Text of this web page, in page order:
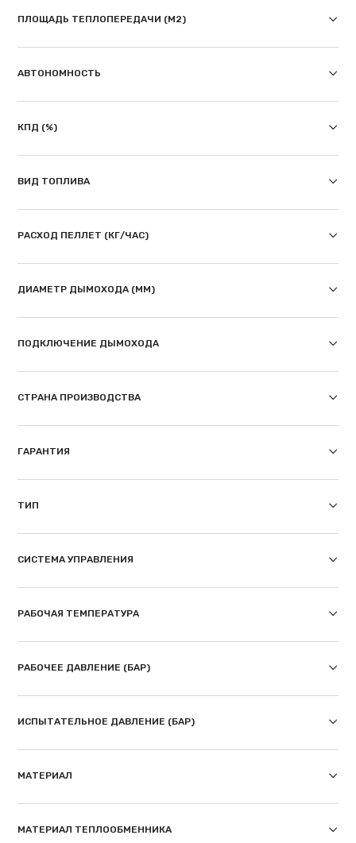
ПЛОЩАДЬ ТЕПЛОПЕРЕДАЧИ (М2)
АВТОНОМНОСТЬ
КПД (%)
ВИД ТОПЛИВА
РАСХОД ПЕЛЛЕТ (КГ/ЧАС)
ДИАМЕТР ДЫМОХОДА (ММ)
ПОДКЛЮЧЕНИЕ ДЫМОХОДА
СТРАНА ПРОИЗВОДСТВА
ГАРАНТИЯ
ТИП
СИСТЕМА УПРАВЛЕНИЯ
РАБОЧАЯ ТЕМПЕРАТУРА
РАБОЧЕЕ ДАВЛЕНИЕ (БАР)
ИСПЫТАТЕЛЬНОЕ ДАВЛЕНИЕ (БАР)
МАТЕРИАЛ
МАТЕРИАЛ ТЕПЛООБМЕННИКА